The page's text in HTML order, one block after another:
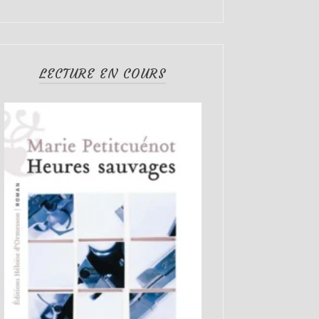
LECTURE EN COURS